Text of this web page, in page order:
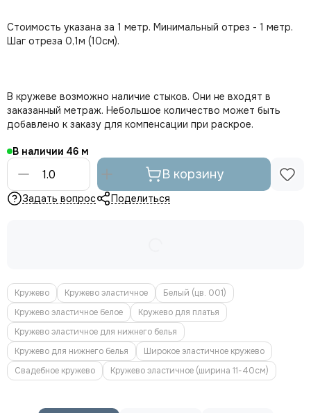
Стоимость указана за 1 метр. Минимальный отрез - 1 метр.
Шаг отреза 0,1м (10см).
В кружеве возможно наличие стыков. Они не входят в
заказанный метраж. Небольшое количество может быть
добавлено к заказу для компенсации при раскрое.
В наличии 46
В корзину
Задать вопрос Поделиться
Кружево Кружево эластичное
Белый (цв. 001)
Кружево эластичное белое
Кружево для платья
Кружево эластичное для нижнего белья
Кружево для нижнего белья
Широкое эластичное кружево
Свадебное кружево
Кружево эластичное (ширина 11-40см)